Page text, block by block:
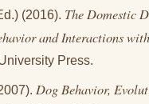
(2016). The Domestic
and Interactions
Press.
Dog Behavior,